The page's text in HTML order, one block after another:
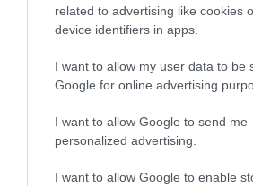
related to advertising like cookies
device identifiers in apps.
I want to allow my user data to be
Google for online advertising
I want to allow Google to send me
personalized advertising.
I want to allow Google to enable
Η Άνδρος
μπαρκάρει…
06/08/2026
Η νεολαία
εδώ.
ευκαιρίες